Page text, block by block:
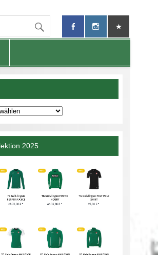
2025